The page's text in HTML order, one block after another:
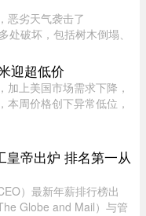
恶劣天气袭击了
处破坏，包括树木倒塌、
当地可能出现“一场小
正式确认 ...
迎超低价
加上美国市场需求下降，
本周价格创下异常低位，
皇帝出炉 排名第一从
）最新年薪排行榜出
Globe and Mail）与管